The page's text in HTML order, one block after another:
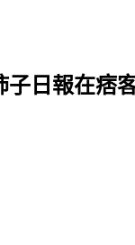
日報在痞